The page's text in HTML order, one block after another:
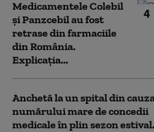
4
Medicamentele Colebil
și Panzcebil au fost
retrase din farmaciile
din România.
Explicația...
Anchetă la un spital din
numărului mare de concedii
medicale în plin sezon